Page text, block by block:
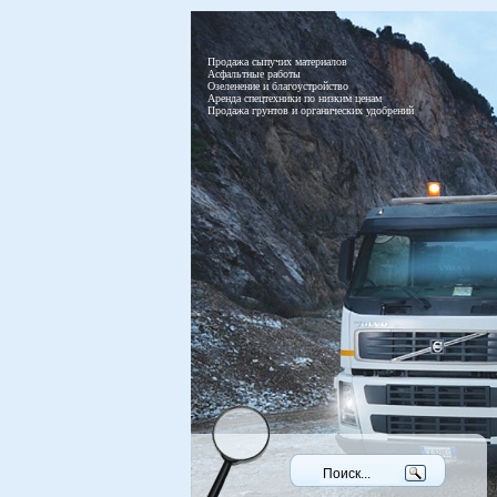
Продажа сыпучих материалов
Асфальтные работы
Озеленение и благоустройство
Аренда спецтехники по низким ценам
Продажа грунтов и органических удобрений